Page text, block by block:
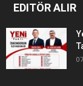
EDITÖR ALIR